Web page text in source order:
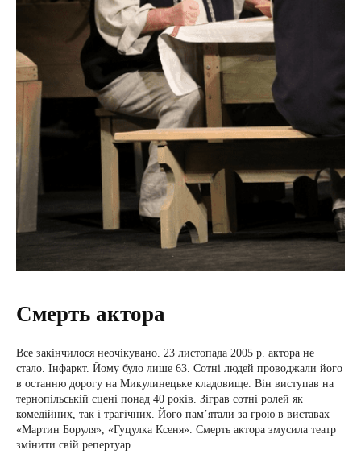
Смерть актора
Все закінчилося неочікувано. 23 листопада 2005 р. актора не
стало. Інфаркт. Йому було лише 63. Сотні людей проводжали його
в останню дорогу на Микулинецьке кладовище. Він виступав на
тернопільській сцені понад 40 років. Зіграв сотні ролей як
комедійних, так і трагічних. Його пам’ятали за грою в виставах
«Мартин Боруля», «Гуцулка Ксеня». Смерть актора змусила театр
змінити свій репертуар.